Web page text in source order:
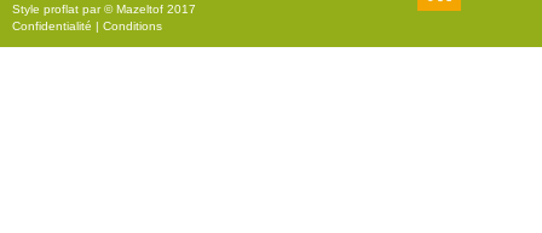
r
Style proflat par ©Mazeltof 2017
Confidentialité | Conditions